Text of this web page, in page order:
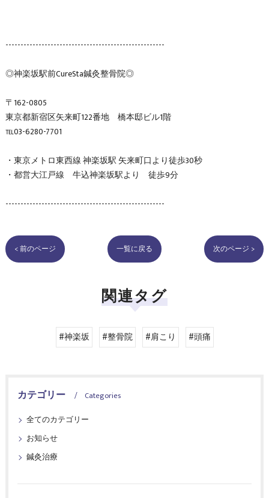
-----------------------------------------------------
◎神楽坂駅前CureSta鍼灸整骨院◎
〒162-0805
東京都新宿区矢来町122番地 橋本邸ビル1階
℡03-6280-7701
・東京メトロ東西線 神楽坂駅 矢来町口より徒歩30秒
・都営大江戸線 牛込神楽坂駅より 徒歩9分
-----------------------------------------------------
< 前のページ 一覧に戻る 次のページ >
関連タグ
#神楽坂 #整骨院 #肩こり #頭痛
カテゴリー
Categories
全てのカテゴリー
お知らせ
鍼灸治療